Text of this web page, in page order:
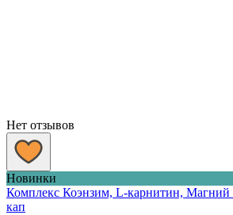
Нет отзывов
Новинки
Комплекс Коэнзим, L-карнитин, Магний
кап